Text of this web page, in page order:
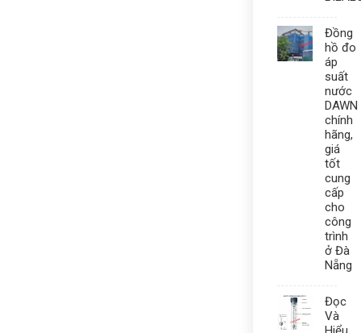
Đồng
hồ đo
áp
suất
nước
DAWN
chính
hãng,
giá
tốt
cung
cấp
cho
công
trình
ở Đà
Nẵng
Đọc
Và